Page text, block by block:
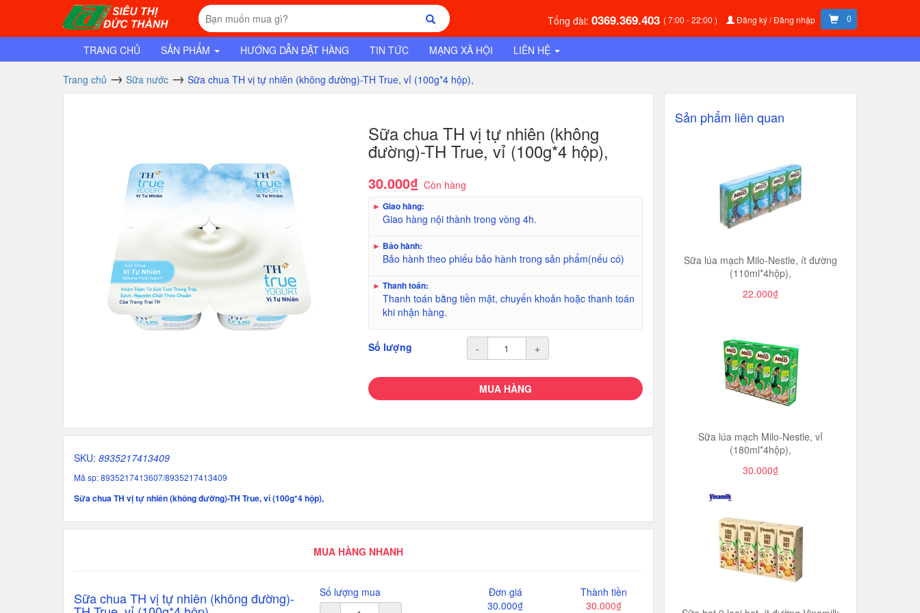
Tổng đài: 0369.369.403 ( 7:00 - 22:00 ) Đăng ký / Đăng nhập 0
TRANG CHỦ SẢN PHẨM HƯỚNG DẪN ĐẶT HÀNG TIN TỨC MẠNG XÃ HỘI LIÊN HỆ
Trang chủ Sữa nước Sữa chua TH vị tự nhiên (không đường)-TH True, vỉ (100g*4 hộp),
Sữa chua TH vị tự nhiên (không
đường)-TH True, vỉ (100g*4 hộp),
30.000₫ Còn hàng
► Giao hàng:
Giao hàng nội thành trong vòng 4h.
► Bảo hành:
Bảo hành theo phiếu bảo hành trong sản phẩm(nếu có)
► Thanh toán:
Thanh toán bằng tiền mặt, chuyển khoản hoặc thanh toán
khi nhận hàng.
Số lượng - +
MUA HÀNG
SKU: 8935217413409
Mã sp: 8935217413607/8935217413409
Sữa chua TH vị tự nhiên (không đường)-TH True, vỉ (100g*4 hộp),
MUA HÀNG NHANH
Sữa chua TH vị tự nhiên (không đường)-
Số lượng mua
Đơn giá
30.000₫
Thành tiền
30.000₫
Sản phẩm liên quan
Sữa lúa mạch Milo-Nestle, ít đường
(110ml*4hộp),
22.000₫
Sữa lúa mạch Milo-Nestle, vỉ
(180ml*4hộp),
30.000₫